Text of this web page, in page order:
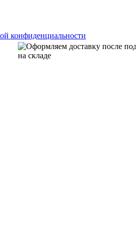
конфиденциальности
Оформляем доставку после
на складе